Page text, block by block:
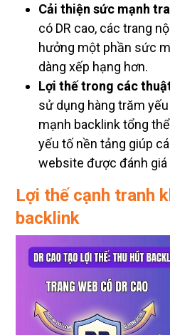
Cải thiện sức mạnh
có DR cao, các trang
hưởng một phần sức
dàng xếp hạng hơn.
Lợi thế trong các
sử dụng hàng trăm
mạnh backlink tổng
yếu tố nền tảng giúp
website được đánh giá
Lợi thế cạnh tranh
backlink